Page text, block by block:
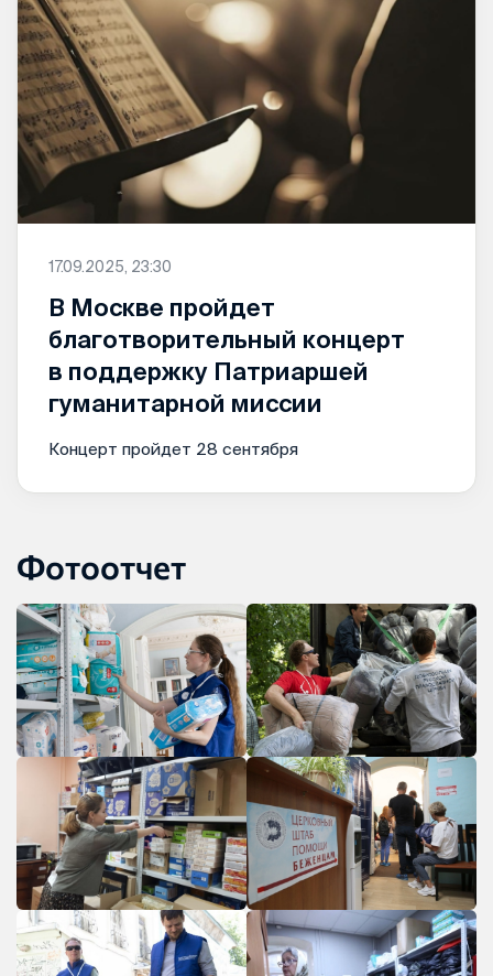
17.09.2025, 23:30
В Москве пройдет
благотворительный концерт
в поддержку Патриаршей
гуманитарной миссии
Концерт пройдет 28 сентября
Фотоотчет